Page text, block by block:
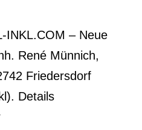
INKL.COM – Neue
René Münnich,
Friedersdorf
Details